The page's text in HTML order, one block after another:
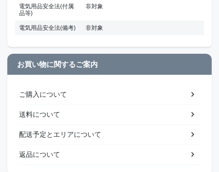
電気用品安全法(付属
品等)
非対象
電気用品安全法(備考) 非対象
お買い物に関するご案内
ご購入について
送料について
配送予定とエリアについて
返品について